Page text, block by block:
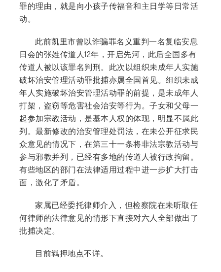
罪的理由，就是向小孩子传福音和主日学等日常活
动。
此前凯里市曾以诈骗罪名义重判一名复临安息
日会的张姓传道人12年，开启先河，此后全国多有
传道人被以该罪名判刑。此次以组织未成年人实施
破坏治安管理活动罪批捕亦属全国首见。组织未成
年人实施破坏治安管理活动罪的前提，是未成年人
打架，盗窃等危害社会治安等行为。子女和父母一
起参加宗教活动，是基本人权的体现，明显不属此
列。最新修改的治安管理处罚法，在未公开征求民
众意见的情况下，在第三十一条将非法宗教活动与
参与邪教并列，已经有多地的传道人被行政拘留。
有些地区的部门在法律适用过程中进一步扩大打击
面，激化了矛盾。
家属已经委托律师介入，但检察院在未听取任
何律师的法律意见的情形下直接对六人全部做出了
批捕决定。
目前羁押地点不详。